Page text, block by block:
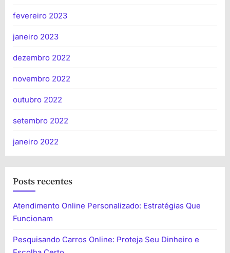
fevereiro 2023
janeiro 2023
dezembro 2022
novembro 2022
outubro 2022
setembro 2022
janeiro 2022
Posts recentes
Atendimento Online Personalizado: Estratégias Que
Funcionam
Pesquisando Carros Online: Proteja Seu Dinheiro e